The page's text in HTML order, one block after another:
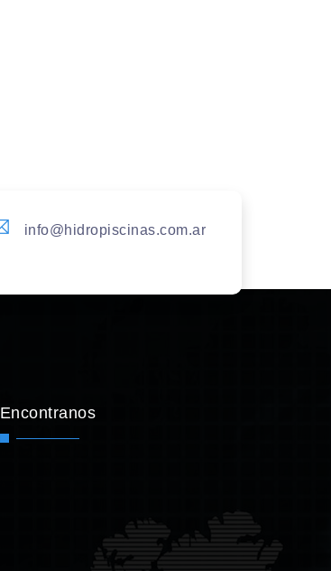
info@hidropiscinas.com.ar
Encontranos